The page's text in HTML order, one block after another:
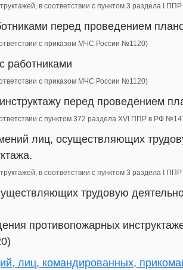
в соответствии с пунктом 3 раздела I
перед проведением
с приказом МЧС России №1120)
работниками
с приказом МЧС России №1120)
перед проведением
с пунктом 372 раздела XVI ППР в РФ
лиц, осуществляющих
в соответствии с пунктом 3 раздела I
трудовую
противопожарных
лиц, командированных,